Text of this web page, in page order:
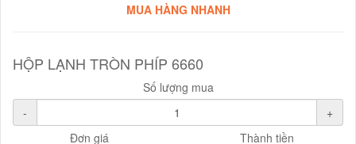
MUA HÀNG NHANH
HỘP LẠNH TRÒN PHÍP 6660
Số lượng mua
-
+
Đơn giá
Thành tiền